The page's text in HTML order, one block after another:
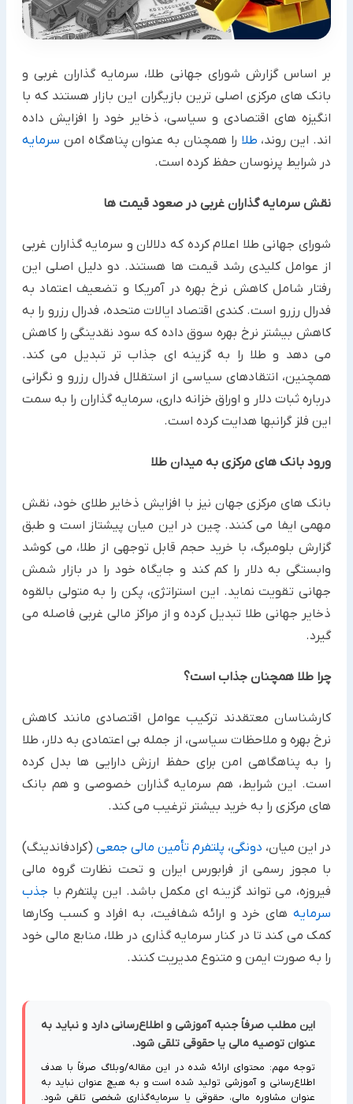
بر اساس گزارش شورای جهانی طلا، سرمایه گذاران غربی و
بانک های مرکزی اصلی ترین بازیگران این بازار هستند که با
انگیزه های اقتصادی و سیاسی، ذخایر خود را افزایش داده
اند. این روند، طلا را همچنان به عنوان پناهگاه امن سرمایه
در شرایط پرنوسان حفظ کرده است.
نقش سرمایه گذاران غربی در صعود قیمت ها
شورای جهانی طلا اعلام کرده که دلالان و سرمایه گذاران غربی
از عوامل کلیدی رشد قیمت ها هستند. دو دلیل اصلی این
رفتار شامل کاهش نرخ بهره در آمریکا و تضعیف اعتماد به
فدرال رزرو است. کندی اقتصاد ایالات متحده، فدرال رزرو را به
کاهش بیشتر نرخ بهره سوق داده که سود نقدینگی را کاهش
می دهد و طلا را به گزینه ای جذاب تر تبدیل می کند.
همچنین، انتقادهای سیاسی از استقلال فدرال رزرو و نگرانی
درباره ثبات دلار و اوراق خزانه داری، سرمایه گذاران را به سمت
این فلز گرانبها هدایت کرده است.
ورود بانک های مرکزی به میدان طلا
بانک های مرکزی جهان نیز با افزایش ذخایر طلای خود، نقش
مهمی ایفا می کنند. چین در این میان پیشتاز است و طبق
گزارش بلومبرگ، با خرید حجم قابل توجهی از طلا، می کوشد
وابستگی به دلار را کم کند و جایگاه خود را در بازار شمش
جهانی تقویت نماید. این استراتژی، پکن را به متولی بالقوه
ذخایر جهانی طلا تبدیل کرده و از مراکز مالی غربی فاصله می
گیرد.
چرا طلا همچنان جذاب است؟
کارشناسان معتقدند ترکیب عوامل اقتصادی مانند کاهش
نرخ بهره و ملاحظات سیاسی، از جمله بی اعتمادی به دلار، طلا
را به پناهگاهی امن برای حفظ ارزش دارایی ها بدل کرده
است. این شرایط، هم سرمایه گذاران خصوصی و هم بانک
های مرکزی را به خرید بیشتر ترغیب می کند.
در این میان، دونگی، پلتفرم تأمین مالی جمعی (کرادفاندینگ)
با مجوز رسمی از فرابورس ایران و تحت نظارت گروه مالی
فیروزه، می تواند گزینه ای مکمل باشد. این پلتفرم با جذب
سرمایه های خرد و ارائه شفافیت، به افراد و کسب وکارها
کمک می کند تا در کنار سرمایه گذاری در طلا، منابع مالی خود
را به صورت ایمن و متنوع مدیریت کنند.
این مطلب صرفاً جنبه آموزشی و اطلاع‌رسانی دارد و نباید به
عنوان توصیه مالی یا حقوقی تلقی شود.
توجه مهم: محتوای ارائه شده در این مقاله/وبلاگ صرفاً با هدف
اطلاع‌رسانی و آموزشی تولید شده است و به هیچ عنوان نباید به
عنوان مشاوره مالی، حقوقی یا سرمایه‌گذاری شخصی تلقی شود.